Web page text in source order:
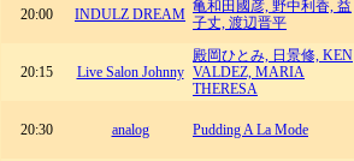
20:00 INDULZ DREAM 亀和田國彦, 野中利香, 益
子丈, 渡辺晋平
20:15 Live Salon Johnny
殿岡ひとみ, 日景修, KEN
VALDEZ, MARIA
THERESA
20:30 analog Pudding A La Mode